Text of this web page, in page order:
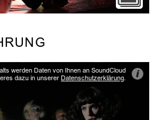
werden Daten von Ihnen an SoundCloud
dazu in unserer Datenschutzerklärung. i